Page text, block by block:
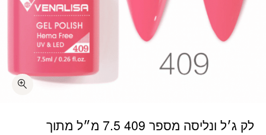
לק ג׳ל ונליסה מספר 409 7.5 מ״ל מתוך